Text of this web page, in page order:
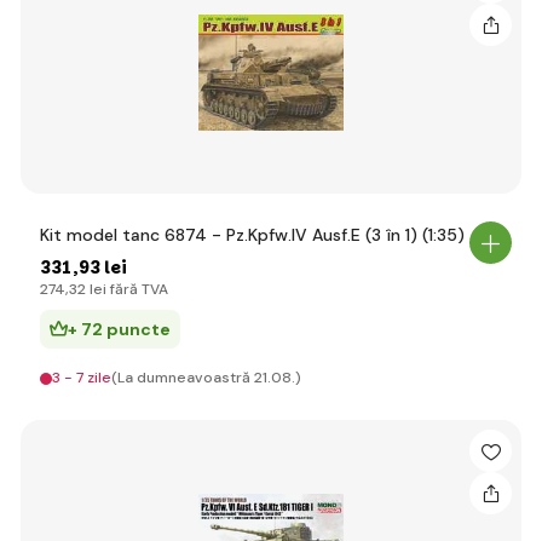
Kit model tanc 6874 - Pz.Kpfw.IV Ausf.E (3 în 1) (1:35)
331,93 lei
274,32 lei fără TVA
+ 72 puncte
3 - 7 zile(La dumneavoastră 21.08.)